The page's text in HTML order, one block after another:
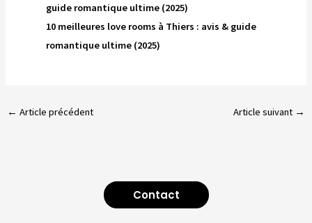
guide romantique ultime (2025)
10 meilleures love rooms à Thiers : avis & guide
romantique ultime (2025)
← Article précédent Article suivant →
Contact